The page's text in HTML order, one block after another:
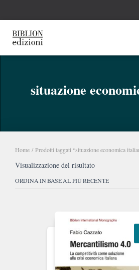
situazione
Home / Prodotti taggati “situazione economica
Visualizzazione del risultato